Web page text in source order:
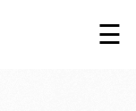
☰
×